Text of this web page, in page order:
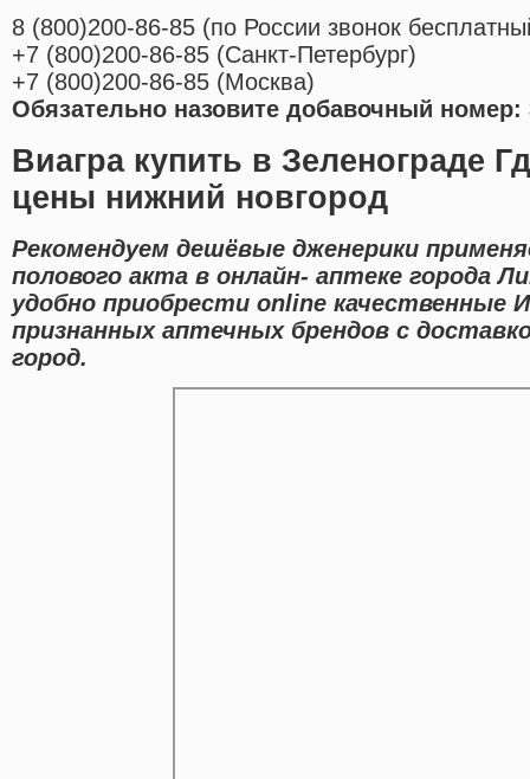
8 (800)200-86-85 (по России звонок
+7 (800)200-86-85 (Санкт-Петербург)
+7 (800)200-86-85 (Москва)
Обязательно назовите добавочный номер:
Виагра купить в Зеленограде
цены нижний новгород
Рекомендуем дешёвые дженерики
полового акта в онлайн- аптеке города
удобно приобрести online качественные
признанных аптечных брендов с
город.